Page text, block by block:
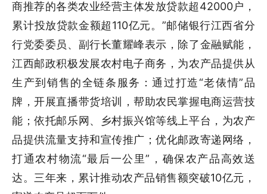
商推荐的各类农业经营主体发放贷款超42000户，
累计投放贷款金额超110亿元。”邮储银行江西省分
行党委委员、副行长董耀峰表示，除了金融赋能，
江西邮政积极发展农村电子商务，为农产品提供从
生产到销售的全链条服务：通过打造“老俵情”品
牌，开展直播带货培训，帮助农民掌握电商运营技
能；依托邮乐网、乡村振兴馆等线上平台，为农产
品提供流量支持和宣传推广；优化邮政寄递网络，
打通农村物流“最后一公里”，确保农产品高效送
达。三年来，累计推动农产品销售额突破10亿元，